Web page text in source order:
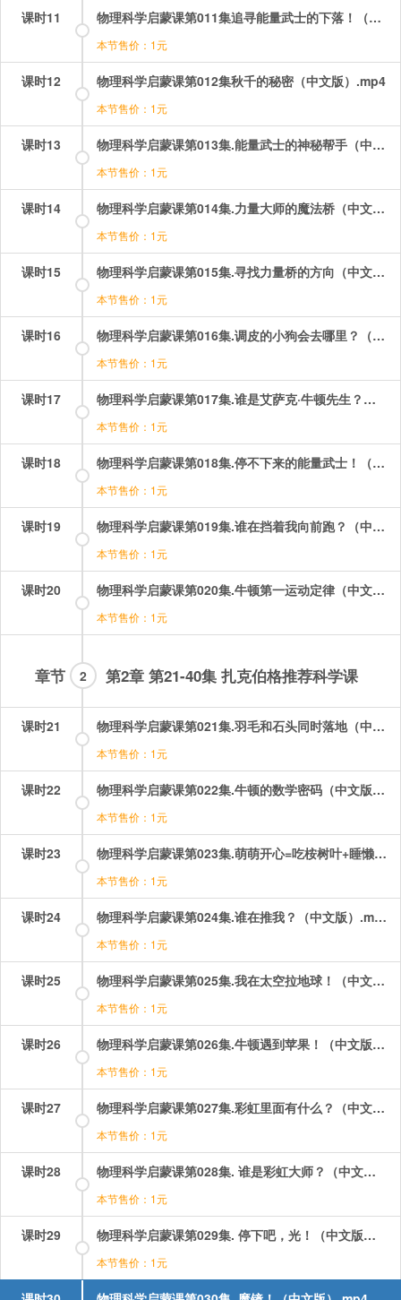
课时11 物理科学启蒙课第011集追寻能量武士的下落！（中文版）.mp4
本节售价：1元
课时12 物理科学启蒙课第012集秋千的秘密（中文版）.mp4
本节售价：1元
课时13 物理科学启蒙课第013集.能量武士的神秘帮手（中文版）.mp4
本节售价：1元
课时14 物理科学启蒙课第014集.力量大师的魔法桥（中文版）.mp4
本节售价：1元
课时15 物理科学启蒙课第015集.寻找力量桥的方向（中文版）.mp4
本节售价：1元
课时16 物理科学启蒙课第016集.调皮的小狗会去哪里？（中文版）.mp4
本节售价：1元
课时17 物理科学启蒙课第017集.谁是艾萨克·牛顿先生？（中文版）.mp4
本节售价：1元
课时18 物理科学启蒙课第018集.停不下来的能量武士！（中文版）.mp4
本节售价：1元
课时19 物理科学启蒙课第019集.谁在挡着我向前跑？（中文版）.mp4
本节售价：1元
课时20 物理科学启蒙课第020集.牛顿第一运动定律（中文版）.mp4
本节售价：1元
章节 第2章 第21-40集 扎克伯格推荐科学课
2
课时21 物理科学启蒙课第021集.羽毛和石头同时落地（中文版）.mp4
本节售价：1元
课时22 物理科学启蒙课第022集.牛顿的数学密码（中文版）.mp4
本节售价：1元
课时23 物理科学启蒙课第023集.萌萌开心=吃桉树叶+睡懒觉（中文版）.mp4
本节售价：1元
课时24 物理科学启蒙课第024集.谁在推我？（中文版）.mp4
本节售价：1元
课时25 物理科学启蒙课第025集.我在太空拉地球！（中文版）.mp4
本节售价：1元
课时26 物理科学启蒙课第026集.牛顿遇到苹果！（中文版）.mp4
本节售价：1元
课时27 物理科学启蒙课第027集.彩虹里面有什么？（中文版）.mp4
本节售价：1元
课时28 物理科学启蒙课第028集. 谁是彩虹大师？（中文版）.mp4
本节售价：1元
课时29 物理科学启蒙课第029集. 停下吧，光！（中文版）.mp4
本节售价：1元